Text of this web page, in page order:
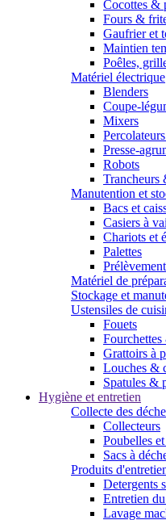
Cocottes &
Fours &
Gaufrier et
Maintien
Poêles,
Matériel électrique
Blenders
Coupe-
Mixers
Presse-
Robots
Trancheurs
Manutention et
Bacs et
Casiers à
Chariots et
Palettes
Matériel de
Stockage et
Ustensiles de
Fouets
Grattoirs à
Louches &
Spatules &
Hygiène et entretien
Collecte des
Collecteurs
Poubelles
Sacs à
Produits
Detergents
Entretien
Lavage